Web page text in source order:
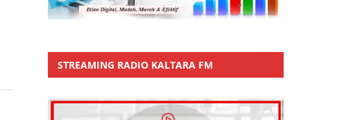
STREAMING RADIO KALTARA FM